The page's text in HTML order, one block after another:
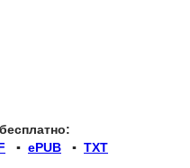
▪ ePUB ▪ TXT